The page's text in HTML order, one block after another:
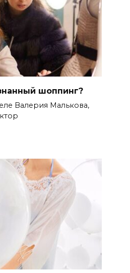
шоппинг?
Валерия Малькова,